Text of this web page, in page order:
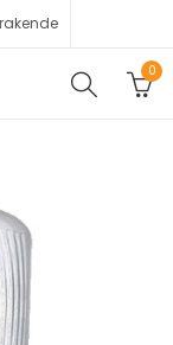
0